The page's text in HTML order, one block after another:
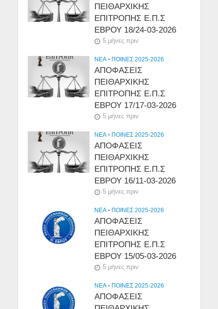
ΠΕΙΘΑΡΧΙΚΗΣ
ΕΠΙΤΡΟΠΗΣ Ε.Π.Σ
ΕΒΡΟΥ 18/24-03-2026
5 μήνες πριν
NEA • ΠΟΙΝΕΣ 2025-2026
ΑΠΟΦΑΣΕΙΣ
ΠΕΙΘΑΡΧΙΚΗΣ
ΕΠΙΤΡΟΠΗΣ Ε.Π.Σ
ΕΒΡΟΥ 17/17-03-2026
5 μήνες πριν
NEA • ΠΟΙΝΕΣ 2025-2026
ΑΠΟΦΑΣΕΙΣ
ΠΕΙΘΑΡΧΙΚΗΣ
ΕΠΙΤΡΟΠΗΣ Ε.Π.Σ
ΕΒΡΟΥ 16/11-03-2026
5 μήνες πριν
NEA • ΠΟΙΝΕΣ 2025-2026
ΑΠΟΦΑΣΕΙΣ
ΠΕΙΘΑΡΧΙΚΗΣ
ΕΠΙΤΡΟΠΗΣ Ε.Π.Σ
ΕΒΡΟΥ 15/05-03-2026
5 μήνες πριν
NEA • ΠΟΙΝΕΣ 2025-2026
ΑΠΟΦΑΣΕΙΣ